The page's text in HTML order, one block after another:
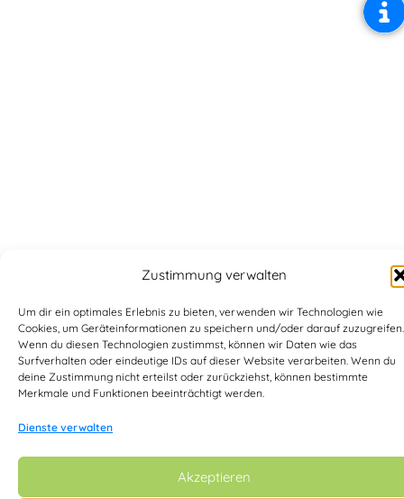
Zustimmung verwalten
Um dir ein optimales Erlebnis zu bieten, verwenden wir Technologien wie
Cookies, um Geräteinformationen zu speichern und/oder darauf zuzugreifen.
Wenn du diesen Technologien zustimmst, können wir Daten wie das
Surfverhalten oder eindeutige IDs auf dieser Website verarbeiten. Wenn du
deine Zustimmung nicht erteilst oder zurückziehst, können bestimmte
Merkmale und Funktionen beeinträchtigt werden.
Dienste verwalten
Akzeptieren